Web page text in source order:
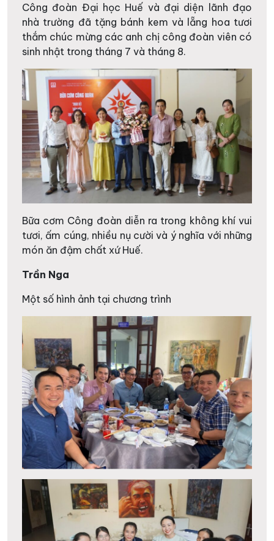
Công đoàn Đại học Huế và đại diện lãnh đạo
nhà trường đã tặng bánh kem và lẵng hoa tươi
thắm chúc mừng các anh chị công đoàn viên có
sinh nhật trong tháng 7 và tháng 8.
Bữa cơm Công đoàn diễn ra trong không khí vui
tươi, ấm cúng, nhiều nụ cười và ý nghĩa với những
món ăn đậm chất xứ Huế.
Trần Nga
Một số hình ảnh tại chương trình